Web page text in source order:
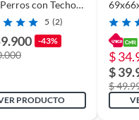
refugio para tu
hogar.
con Techo
5 (2)
-43%
PRODUCTO
$
$
$